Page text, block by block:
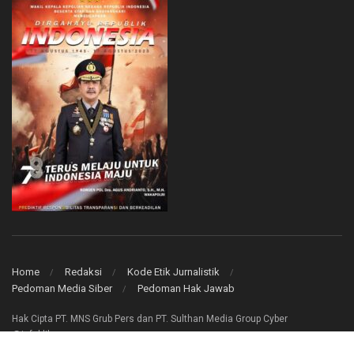
Home Redaksi
Kode Etik Jurnalistik
Pedoman Media Siber
Pedoman Hak Jawab
Hak Cipta PT. MNS Grub Pers dan PT. Sulthan Media Group Cyber
@infoklik.co